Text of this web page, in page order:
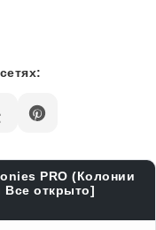
PRO (Колонии
открыто]